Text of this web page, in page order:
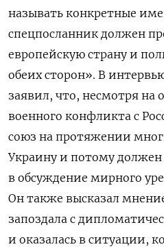
называть конкретные
спецпосланник должен
европейскую страну и
обеих сторон». В
заявил, что, несмотря на
военного конфликта с
союз на протяжении
Украину и потому должен
в обсуждение мирного
Он также высказал
запоздала с
и оказалась в ситуации,